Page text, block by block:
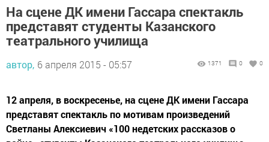
На сцене ДК имени Гассара спектакль
представят студенты Казанского
театрального училища
автор, 6 апреля 2015 - 05:57 1371 0 0
12 апреля, в воскресенье, на сцене ДК имени Гассара
представят спектакль по мотивам произведений
Светланы Алексиевич «100 недетских рассказов о